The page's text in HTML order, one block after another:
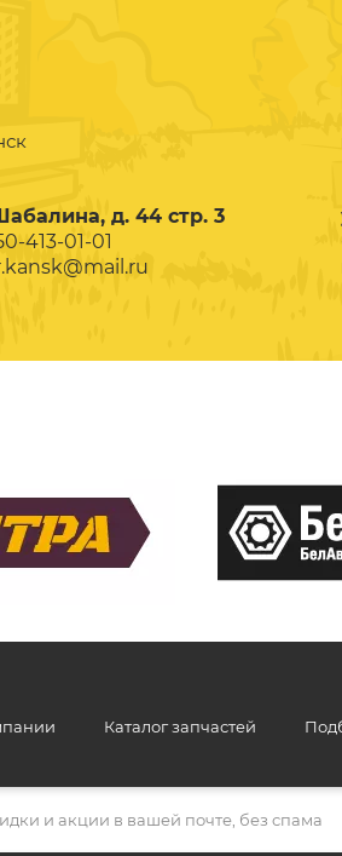
д. 44 стр. 3
413-01-01
Каталог запчастей